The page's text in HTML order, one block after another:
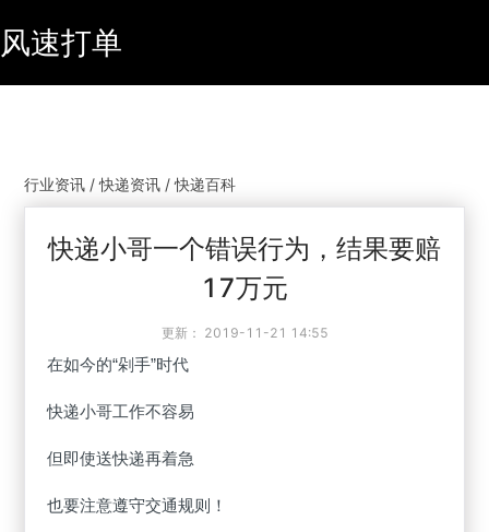
风速打单
行业资讯 / 快递资讯 / 快递百科
快递小哥一个错误行为，结果要赔
17万元
更新： 2019-11-21 14:55
在如今的“剁手”时代
快递小哥工作不容易
但即使送快递再着急
也要注意遵守交通规则！